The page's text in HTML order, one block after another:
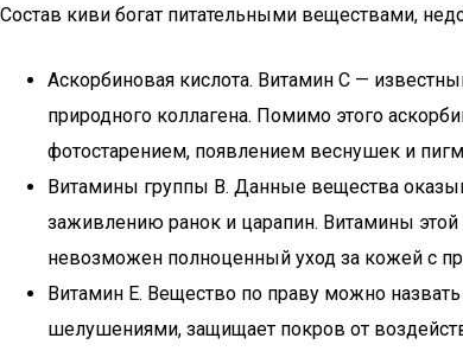
Состав киви богат питательными веществами,
Аскорбиновая кислота. Витамин С —
природного коллагена. Помимо этого
фотостарением, появлением веснушек и
Витамины группы В. Данные вещества
заживлению ранок и царапин. Витамины
невозможен полноценный уход за кожей с
Витамин Е. Вещество по праву можно
шелушениями, защищает покров от